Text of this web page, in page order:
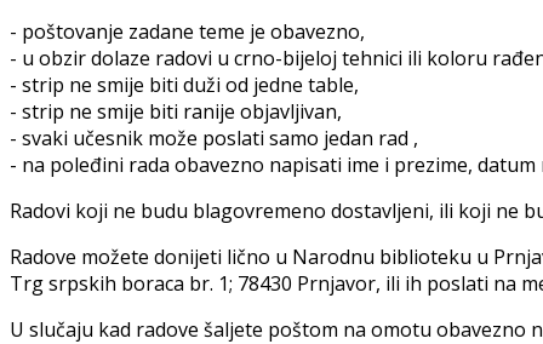
- poštovanje zadane teme je obavezno,
- u obzir dolaze radovi u crno-bijeloj tehnici ili koloru
- strip ne smije biti duži od jedne table,
- strip ne smije biti ranije objavljivan,
- svaki učesnik može poslati samo jedan rad ,
- na poleđini rada obavezno napisati ime i prezime,
Radovi koji ne budu blagovremeno dostavljeni, ili koji ne
Radove možete donijeti lično u Narodnu biblioteku u
Trg srpskih boraca br. 1; 78430 Prnjavor, ili ih poslati na
U slučaju kad radove šaljete poštom na omotu obavezno